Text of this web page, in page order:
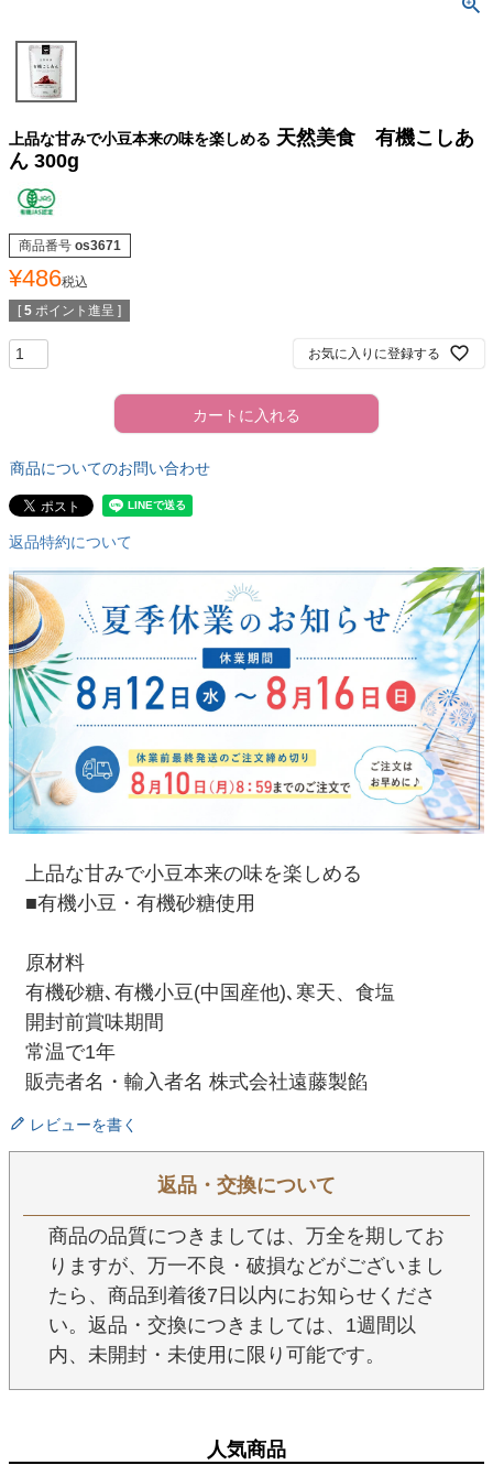
上品な甘みで小豆本来の味を楽しめる 天然美食 有機こしあ
ん 300g
商品番号 os3671
¥486税込
[ 5 ポイント進呈 ]
お気に入りに登録する
カートに入れる
商品についてのお問い合わせ
返品特約について
上品な甘みで小豆本来の味を楽しめる
■有機小豆・有機砂糖使用
原材料
有機砂糖､有機小豆(中国産他)､寒天、食塩
開封前賞味期間
常温で1年
販売者名・輸入者名 株式会社遠藤製餡
レビューを書く
返品・交換について
商品の品質につきましては、万全を期してお
りますが、万一不良・破損などがございまし
たら、商品到着後7日以内にお知らせくださ
い。返品・交換につきましては、1週間以
内、未開封・未使用に限り可能です。
人気商品